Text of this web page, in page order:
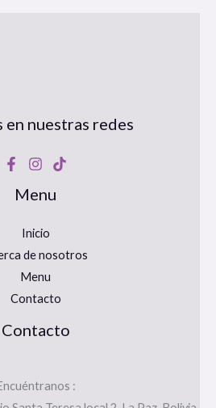
en nuestras redes
Menu
Inicio
de nosotros
Menu
Contacto
Contacto
: